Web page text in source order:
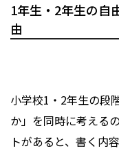
1年生・2年生の自
由
小学校1・2年生の段
か」を同時に考える
トがあると、書く内